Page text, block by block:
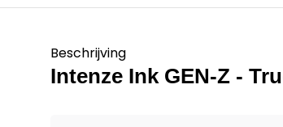
Beschrijving
Intenze Ink GEN-Z -